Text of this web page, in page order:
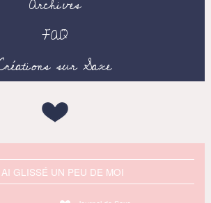
FAQ
sur Saxe
GLISSÉ UN PEU DE MOI